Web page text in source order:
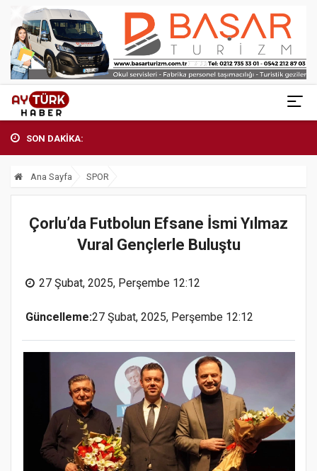
SON DAKİKA:
Ana Sayfa SPOR
Çorlu’da Futbolun Efsane İsmi Yılmaz
Vural Gençlerle Buluştu
27 Şubat, 2025, Perşembe 12:12
Güncelleme:27 Şubat, 2025, Perşembe 12:12